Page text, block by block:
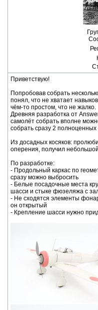
Приветствую!
Попробовав собрать
понял, что не хватает
чём-то простом, что не жалко.
Древняя разработка от
самолёт собрать вполне
собрать сразу 2
Из досадных косяков:
оперения, получил
По разработке:
- Продольный каркас по
сразу можно выбросить
- Белые посадочные места
шасси и стыке фюзеляжа с
- Не сходятся элементы
он открытый
- Крепление шасси нужно